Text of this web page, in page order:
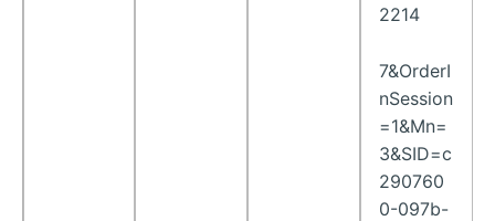
2214
7&OrderI
nSession
=1&Mn=
3&SID=c
290760
0-097b-